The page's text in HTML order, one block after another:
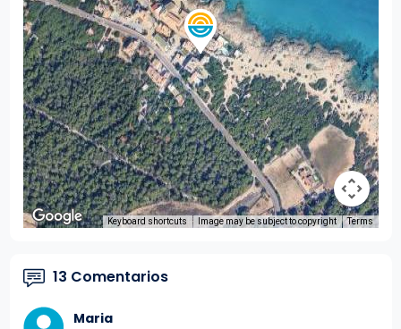
Keyboard shortcuts Image may be subject to copyright Terms
13 Comentarios
Maria